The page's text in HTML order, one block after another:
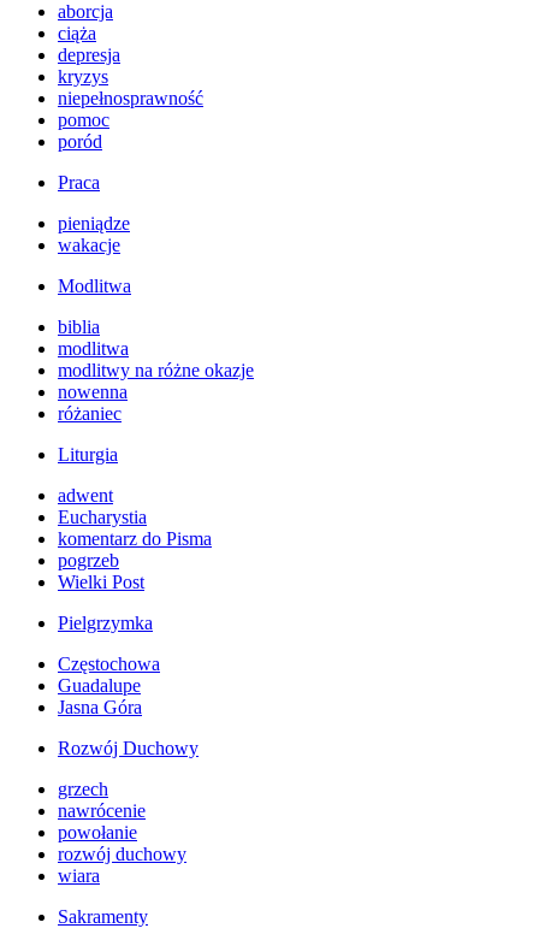
aborcja
ciąża
depresja
kryzys
niepełnosprawność
pomoc
poród
Praca
pieniądze
wakacje
Modlitwa
biblia
modlitwa
modlitwy na różne okazje
nowenna
różaniec
Liturgia
adwent
Eucharystia
komentarz do Pisma
pogrzeb
Wielki Post
Pielgrzymka
Częstochowa
Guadalupe
Jasna Góra
Rozwój Duchowy
grzech
nawrócenie
powołanie
rozwój duchowy
wiara
Sakramenty